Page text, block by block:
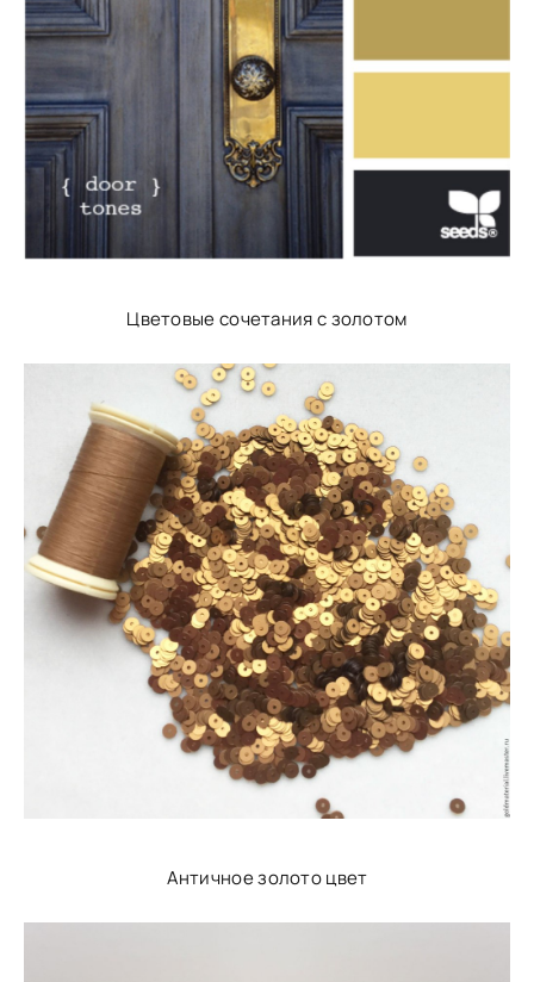
Цветовые сочетания с золотом
Античное золото цвет